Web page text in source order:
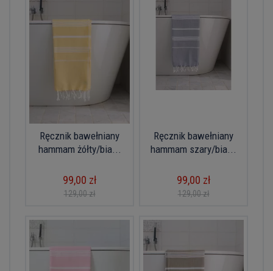
Ręcznik bawełniany
hammam żółty/bia...
99,00 zł
129,00 zł
Ręcznik bawełniany
hammam szary/bia...
99,00 zł
129,00 zł